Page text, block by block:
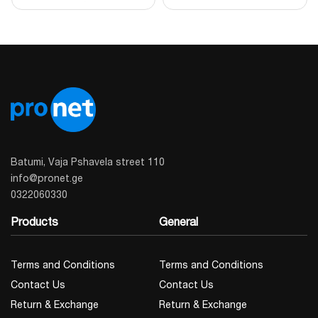
Batumi, Vaja Pshavela street 110
info@pronet.ge
0322060330
Products
Terms and Conditions
Contact Us
Return & Exchange
General
Terms and Conditions
Contact Us
Return & Exchange